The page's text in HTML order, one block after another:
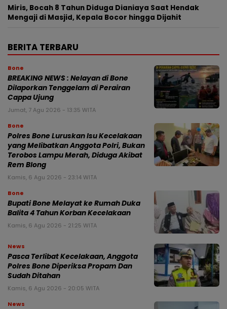
Miris, Bocah 8 Tahun Diduga Dianiaya Saat Hendak
Mengaji di Masjid, Kepala Bocor hingga Dijahit
BERITA TERBARU
Bone
BREAKING NEWS : Nelayan di Bone
Dilaporkan Tenggelam di Perairan
Cappa Ujung
Jumat, 7 Agu 2026 - 13:35 WITA
Bone
Polres Bone Luruskan Isu Kecelakaan
yang Melibatkan Anggota Polri, Bukan
Terobos Lampu Merah, Diduga Akibat
Rem Blong
Kamis, 6 Agu 2026 - 23:14 WITA
Bone
Bupati Bone Melayat ke Rumah Duka
Balita 4 Tahun Korban Kecelakaan
Kamis, 6 Agu 2026 - 21:25 WITA
News
Pasca Terlibat Kecelakaan, Anggota
Polres Bone Diperiksa Propam Dan
Sudah Ditahan
Kamis, 6 Agu 2026 - 20:05 WITA
News